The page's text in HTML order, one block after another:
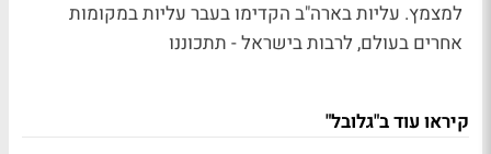
למצמץ. עליות בארה"ב הקדימו בעבר עליות במקומות
אחרים בעולם, לרבות בישראל - תתכוננו
קיראו עוד ב"גלובל"